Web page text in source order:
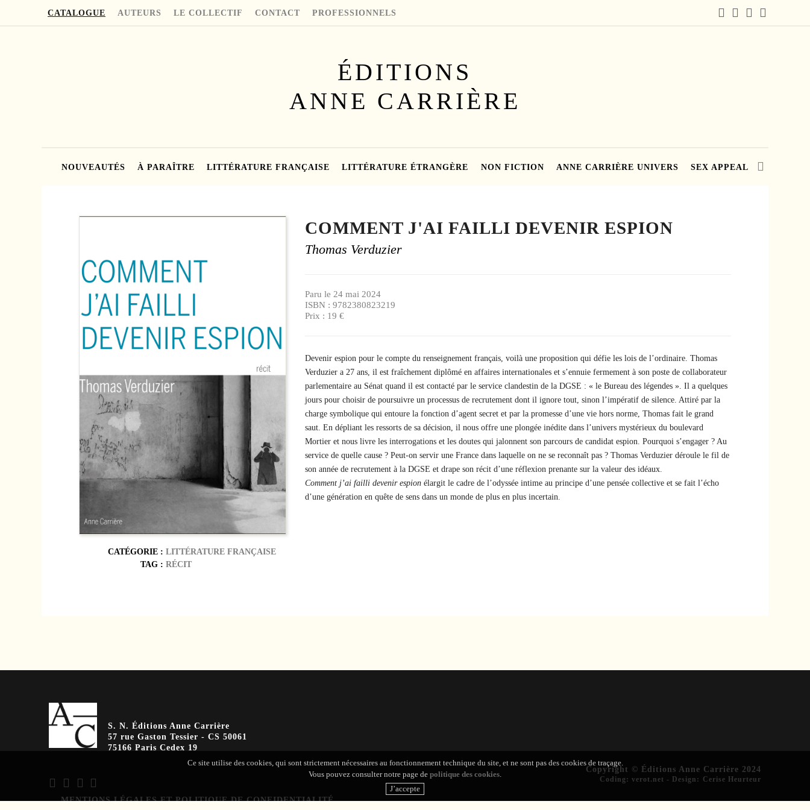
CATALOGUE AUTEURS LE COLLECTIF CONTACT PROFESSIONNELS
ÉDITIONS
ANNE CARRIÈRE
NOUVEAUTÉS À PARAÎTRE LITTÉRATURE FRANÇAISE LITTÉRATURE ÉTRANGÈRE NON FICTION ANNE CARRIÈRE UNIVERS SEX APPEAL
CATÉGORIE : LITTÉRATURE FRANÇAISE
TAG : RÉCIT
COMMENT J'AI FAILLI DEVENIR ESPION
Thomas Verduzier
Paru le 24 mai 2024
ISBN : 9782380823219
Prix : 19 €
Devenir espion pour le compte du renseignement français, voilà une proposition qui défie les lois de l’ordinaire. Thomas
Verduzier a 27 ans, il est fraîchement diplômé en affaires internationales et s’ennuie fermement à son poste de collaborateur
parlementaire au Sénat quand il est contacté par le service clandestin de la DGSE : « le Bureau des légendes ». Il a quelques
jours pour choisir de poursuivre un processus de recrutement dont il ignore tout, sinon l’impératif de silence. Attiré par la
charge symbolique qui entoure la fonction d’agent secret et par la promesse d’une vie hors norme, Thomas fait le grand
saut. En dépliant les ressorts de sa décision, il nous offre une plongée inédite dans l’univers mystérieux du boulevard
Mortier et nous livre les interrogations et les doutes qui jalonnent son parcours de candidat espion. Pourquoi s’engager ? Au
service de quelle cause ? Peut-on servir une France dans laquelle on ne se reconnaît pas ? Thomas Verduzier déroule le fil de
son année de recrutement à la DGSE et drape son récit d’une réflexion prenante sur la valeur des idéaux.
Comment j’ai failli devenir espionélargit le cadre de l’odyssée intime au principe d’une pensée collective et se fait l’écho
d’une génération en quête de sens dans un monde de plus en plus incertain.
S. N. Éditions Anne Carrière
57 rue Gaston Tessier - CS 50061
75166 Paris Cedex 19
MENTIONS LÉGALES ET POLITIQUE DE CONFIDENTIALITÉ
Copyright © Éditions Anne Carrière 2024
Coding :verot.net - Design : Cerise Heurteur
Ce site utilise des cookies, qui sont strictement nécessaires au fonctionnement technique du site, et ne sont pas des cookies de traçage.
Vous pouvez consulter notre page de politique des cookies.